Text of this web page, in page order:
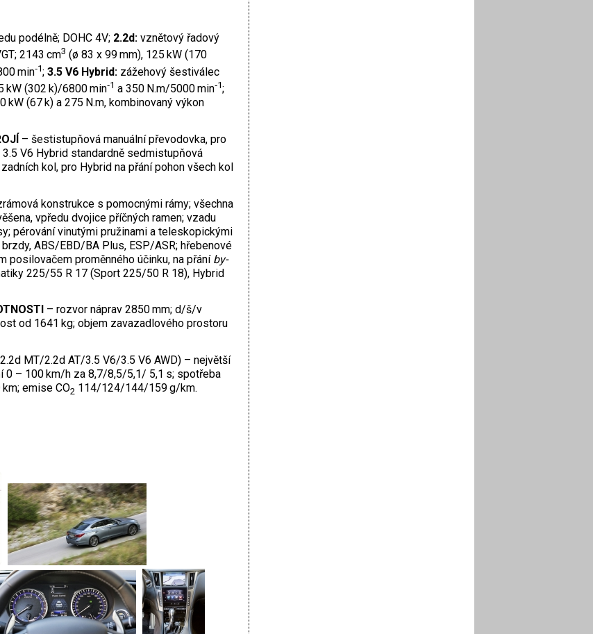
podélně; DOHC 4V; 2.2d: vznětový řadový
2143 cm3 (ø 83 x 99 mm), 125 kW (170
min‑1; 3.5 V6 Hybrid: zážehový šestiválec
kW (302 k)/6800 min‑1 a 350 N.m/5000 min‑1;
(67 k) a 275 N.m, kombinovaný výkon
– šestistupňová manuální převodovka, pro
3.5 V6 Hybrid standardně sedmistupňová
kol, pro Hybrid na přání pohon všech kol
konstrukce s pomocnými rámy; všechna
vpředu dvojice příčných ramen; vzadu
pérování vinutými pružinami a teleskopickými
ABS/EBD/BA Plus, ESP/ASR; hřebenové
posilovačem proměnného účinku, na přání by-
225/55 R 17 (Sport 225/50 R 18), Hybrid
– rozvor náprav 2850 mm; d/š/v
od 1641 kg; objem zavazadlového prostoru
MT/2.2d AT/3.5 V6/3.5 V6 AWD) – největší
– 100 km/h za 8,7/8,5/5,1/ 5,1 s; spotřeba
emise CO2 114/124/144/159 g/km.